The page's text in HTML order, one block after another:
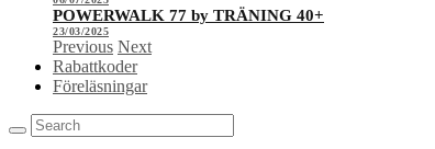
POWERWALK 77 by TRÄNING 40+
23/03/2025
Previous Next
Rabattkoder
Föreläsningar